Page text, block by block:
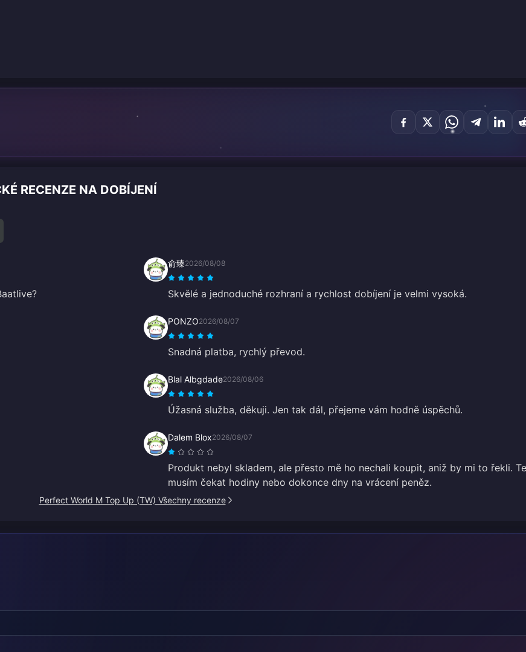
RECENZE NA DOBÍJENÍ
俞臻2026/08/08
Skvělé a jednoduché rozhraní a rychlost dobíjení je velmi vysoká.
PONZO2026/08/07
Snadná platba, rychlý převod.
Blal Albgdade2026/08/06
Úžasná služba, děkuji. Jen tak dál, přejeme vám hodně úspěchů.
Dalem Blox2026/08/07
Produkt nebyl skladem, ale přesto mě ho nechali koupit, aniž by mi to řekli.
musím čekat hodiny nebo dokonce dny na vrácení peněz.
Perfect World M Top Up (TW) Všechny recenze